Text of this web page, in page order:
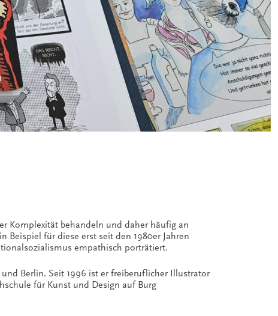
Komplexität behandeln und daher häufig an
Beispiel für diese erst seit den 1980er Jahren
empathisch porträtiert.
Berlin. Seit 1996 ist er freiberuflicher Illustrator
für Kunst und Design auf Burg